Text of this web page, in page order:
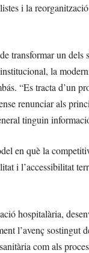
i la
transformar un dels
la
“Es tracta d’un
renunciar als
tinguin
en què la
i l’accessibilitat
hospitalària,
l’avenç sostingut
com als